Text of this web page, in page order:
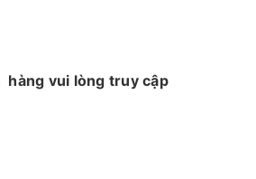
hàng vui lòng truy cập